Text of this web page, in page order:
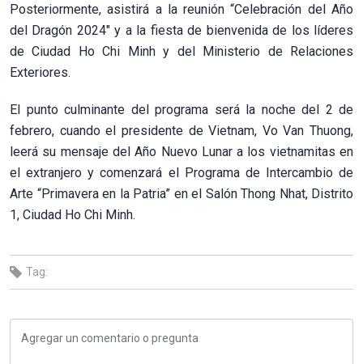
Posteriormente, asistirá a la reunión “Celebración del Año
del Dragón 2024" y a la fiesta de bienvenida de los líderes
de Ciudad Ho Chi Minh y del Ministerio de Relaciones
Exteriores.
El punto culminante del programa será la noche del 2 de
febrero, cuando el presidente de Vietnam, Vo Van Thuong,
leerá su mensaje del Año Nuevo Lunar a los vietnamitas en
el extranjero y comenzará el Programa de Intercambio de
Arte “Primavera en la Patria” en el Salón Thong Nhat, Distrito
1, Ciudad Ho Chi Minh.
Tag: